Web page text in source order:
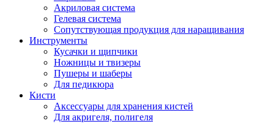
Акриловая система
Гелевая система
Сопутствующая продукция для наращивания
Инструменты
Кусачки и щипчики
Ножницы и твизеры
Пушеры и шаберы
Для педикюра
Кисти
Аксессуары для хранения кистей
Для акригеля, полигеля